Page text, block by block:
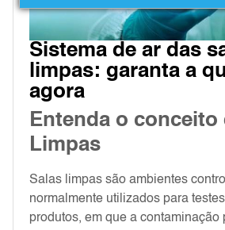
Sistema de ar das
limpas: garanta a
agora
Entenda o conceito
Limpas
Salas limpas são ambientes
normalmente utilizados para
produtos, em que a contaminação